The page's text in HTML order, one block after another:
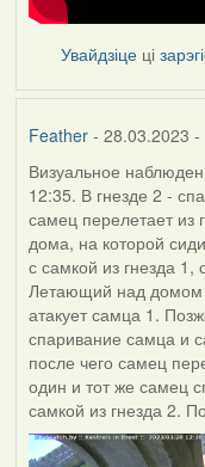
Увайдзіце ці
Feather- 28.03.2023 -
Визуальное
12:35. В гнезде 2 -
самец перелетает из
дома, на которой
с самкой из гнезда 1,
Летающий над домом
атакует самца 1.
спаривание самца и
после чего самец
один и тот же самец
самкой из гнезда 2.